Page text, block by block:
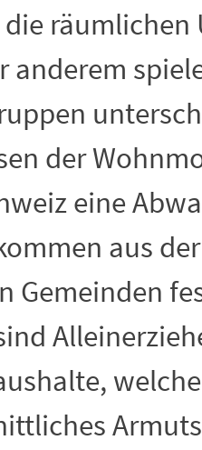
die
anderem
der
eine
aus
Gemeinden